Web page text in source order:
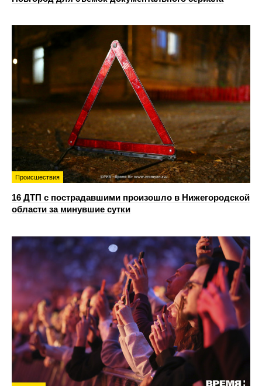
Происшествия
16 ДТП с пострадавшими произошло в Нижегородской
области за минувшие сутки